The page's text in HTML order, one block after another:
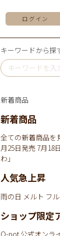
ログイン
キーワードから探
新着商品
新着商品
全ての新着商品を
月25日発売7月18
わ」
人気急上昇
雨の日 メルト フ
ショップ限定
Q-pot.公式オンラ